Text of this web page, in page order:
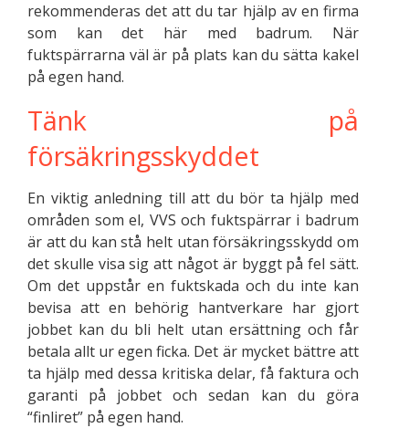
rekommenderas det att du tar hjälp av en firma
som kan det här med badrum. När
fuktspärrarna väl är på plats kan du sätta kakel
på egen hand.
Tänk på
försäkringsskyddet
En viktig anledning till att du bör ta hjälp med
områden som el, VVS och fuktspärrar i badrum
är att du kan stå helt utan försäkringsskydd om
det skulle visa sig att något är byggt på fel sätt.
Om det uppstår en fuktskada och du inte kan
bevisa att en behörig hantverkare har gjort
jobbet kan du bli helt utan ersättning och får
betala allt ur egen ficka. Det är mycket bättre att
ta hjälp med dessa kritiska delar, få faktura och
garanti på jobbet och sedan kan du göra
“finliret” på egen hand.